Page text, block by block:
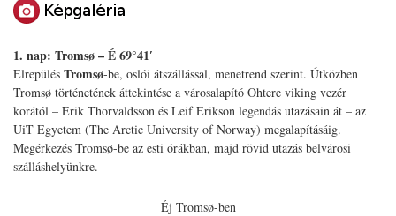
1. nap: Tromsø – É 69°41′
Elrepülés Tromsø-be, oslói átszállással, menetrend szerint. Útközben
Tromsø történetének áttekintése a városalapító Ohtere viking vezér
korától – Erik Thorvaldsson és Leif Erikson legendás utazásain át – az
UiT Egyetem (The Arctic University of Norway) megalapításáig.
Megérkezés Tromsø-be az esti órákban, majd rövid utazás belvárosi
szálláshelyünkre.
Éj Tromsø-ben